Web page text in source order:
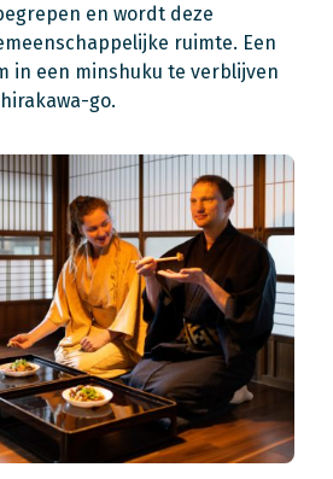
en wordt deze
ruimte. Een
in een minshuku te verblijven
go.